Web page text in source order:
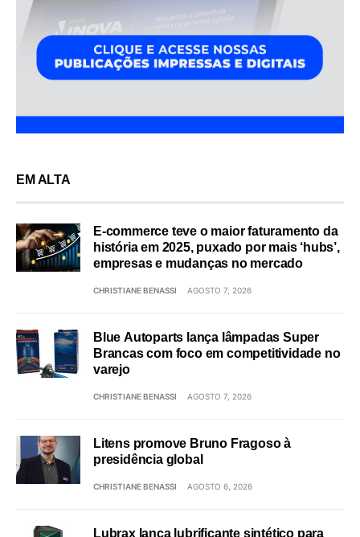
EM ALTA
E-commerce teve o maior faturamento da
história em 2025, puxado por mais ‘hubs’,
empresas e mudanças no mercado
CHRISTIANE BENASSI AGOSTO 7, 2026
Blue Autoparts lança lâmpadas Super
Brancas com foco em competitividade no
varejo
CHRISTIANE BENASSI AGOSTO 7, 2026
Litens promove Bruno Fragoso à
presidência global
CHRISTIANE BENASSI AGOSTO 6, 2026
Lubrax lança lubrificante sintético para